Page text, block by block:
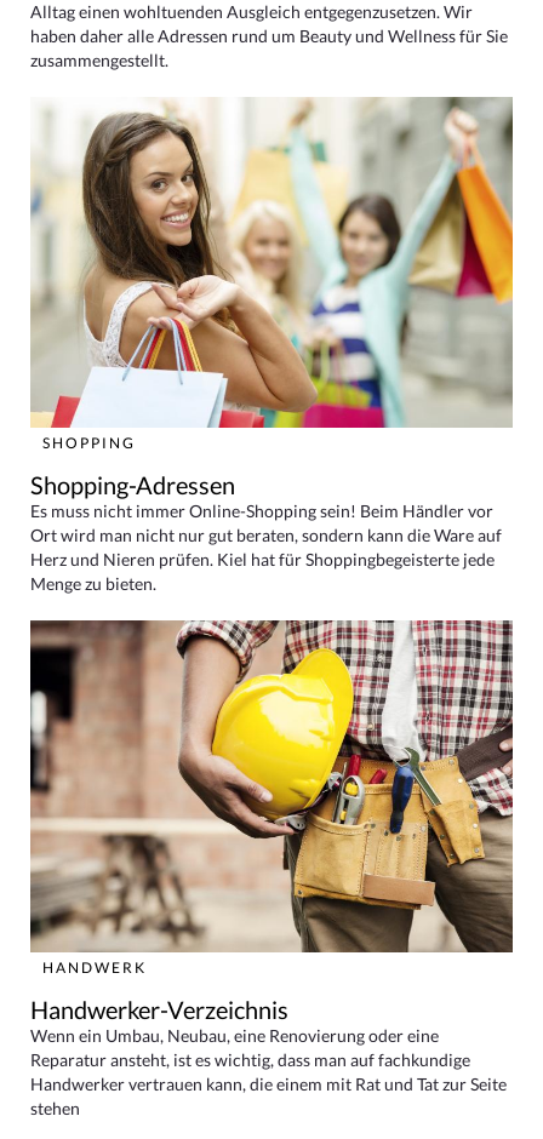
Alltag einen wohltuenden Ausgleich entgegenzusetzen. Wir
haben daher alle Adressen rund um Beauty und Wellness für Sie
zusammengestellt.
SHOPPING
Shopping-Adressen
Es muss nicht immer Online-Shopping sein! Beim Händler vor
Ort wird man nicht nur gut beraten, sondern kann die Ware auf
Herz und Nieren prüfen. Kiel hat für Shoppingbegeisterte jede
Menge zu bieten.
HANDWERK
Handwerker-Verzeichnis
Wenn ein Umbau, Neubau, eine Renovierung oder eine
Reparatur ansteht, ist es wichtig, dass man auf fachkundige
Handwerker vertrauen kann, die einem mit Rat und Tat zur Seite
stehen